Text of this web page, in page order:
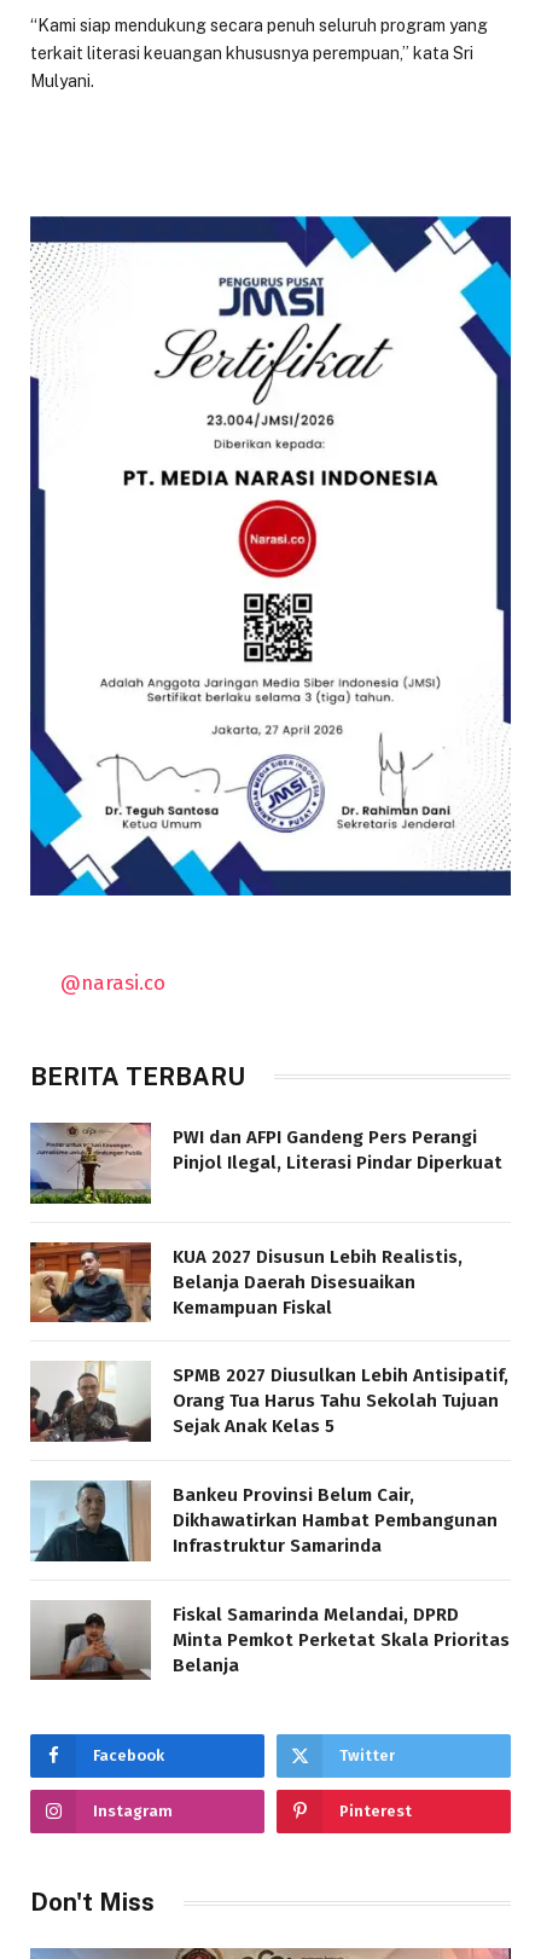
“Kami siap mendukung secara penuh seluruh program yang
terkait literasi keuangan khususnya perempuan,” kata Sri
Mulyani.
@narasi.co
BERITA TERBARU
PWI dan AFPI Gandeng Pers Perangi
Pinjol Ilegal, Literasi Pindar Diperkuat
KUA 2027 Disusun Lebih Realistis,
Belanja Daerah Disesuaikan
Kemampuan Fiskal
SPMB 2027 Diusulkan Lebih Antisipatif,
Orang Tua Harus Tahu Sekolah Tujuan
Sejak Anak Kelas 5
Bankeu Provinsi Belum Cair,
Dikhawatirkan Hambat Pembangunan
Infrastruktur Samarinda
Fiskal Samarinda Melandai, DPRD
Minta Pemkot Perketat Skala Prioritas
Belanja
Facebook Twitter
Instagram Pinterest
Don't Miss